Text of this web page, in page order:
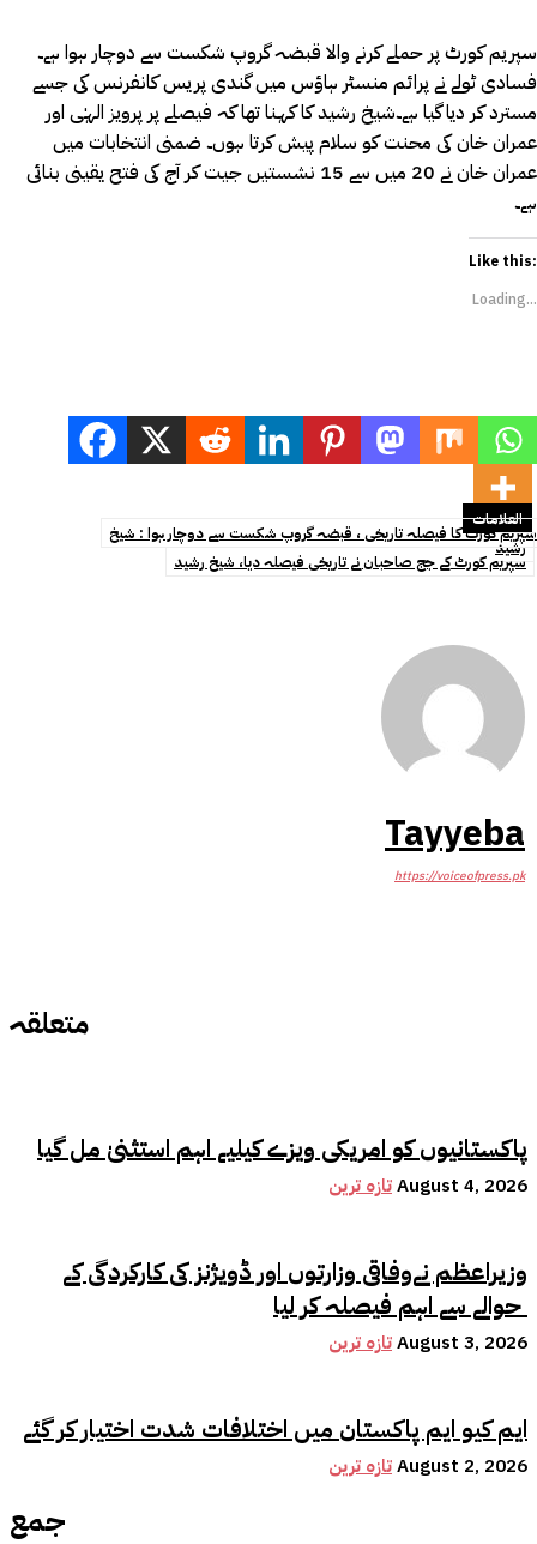
متعلقہ
پاکستانیوں کو امریکی ویزے کیلیے اہم استثنیٰ مل گیا
تازہ ترینAugust 4, 2026
وزیراعظم نےوفاقی وزارتوں اور ڈویژنز کی کارکردگی کے
حوالے سے اہم فیصلہ کر لیا
تازہ ترینAugust 3, 2026
ایم کیو ایم پاکستان میں اختلافات شدت اختیار کر گئے
تازہ ترینAugust 2, 2026
جمع
سپریم کورٹ پر حملے کرنے والا قبضہ گروپ شکست سے دوچار ہوا ہے۔
فسادی ٹولے نے پرائم منسٹر ہاؤس میں گندی پریس کانفرنس کی جسے
مسترد کر دیا گیا ہے۔شیخ رشید کا کہنا تھا کہ فیصلے پر پرویز الہٰی اور
عمران خان کی محنت کو سلام پیش کرتا ہوں۔ ضمنی انتخابات میں
عمران خان نے 20 میں سے 15 نشستیں جیت کر آج کی فتح یقینی بنائی
ہے۔
Like this:
Loading...
العلامات
سپریم کورٹ کا فیصلہ تاریخی ، قبضہ گروپ شکست سے دوچار ہوا : شیخ
رشید
سپریم کورٹ کے جج صاحبان نے تاریخی فیصلہ دیا، شیخ رشید
Tayyeba
https://voiceofpress.pk